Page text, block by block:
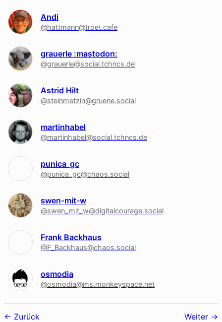
Andi
@hattmann@troet.cafe
grauerle :mastodon:
@grauerle@social.tchncs.de
Astrid Hilt
@steinmetzin@gruene.social
martinhabel
@martinhabel@social.tchncs.de
punica_gc
@punica_gc@chaos.social
swen-mit-w
@swen_mit_w@digitalcourage.social
Frank Backhaus
@F_Backhaus@chaos.social
osmodia
@osmodia@ms.monkeyspace.net
Follower-
Zurück Weiter